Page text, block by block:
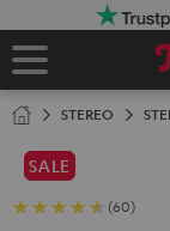
STEREO
SALE
(60)